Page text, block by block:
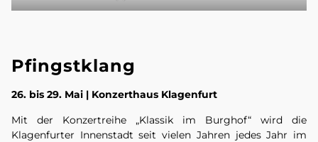
Pfingstklang
26. bis 29. Mai | Konzerthaus Klagenfurt
Mit der Konzertreihe „Klassik im Burghof“ wird die
Klagenfurter Innenstadt seit vielen Jahren jedes Jahr im